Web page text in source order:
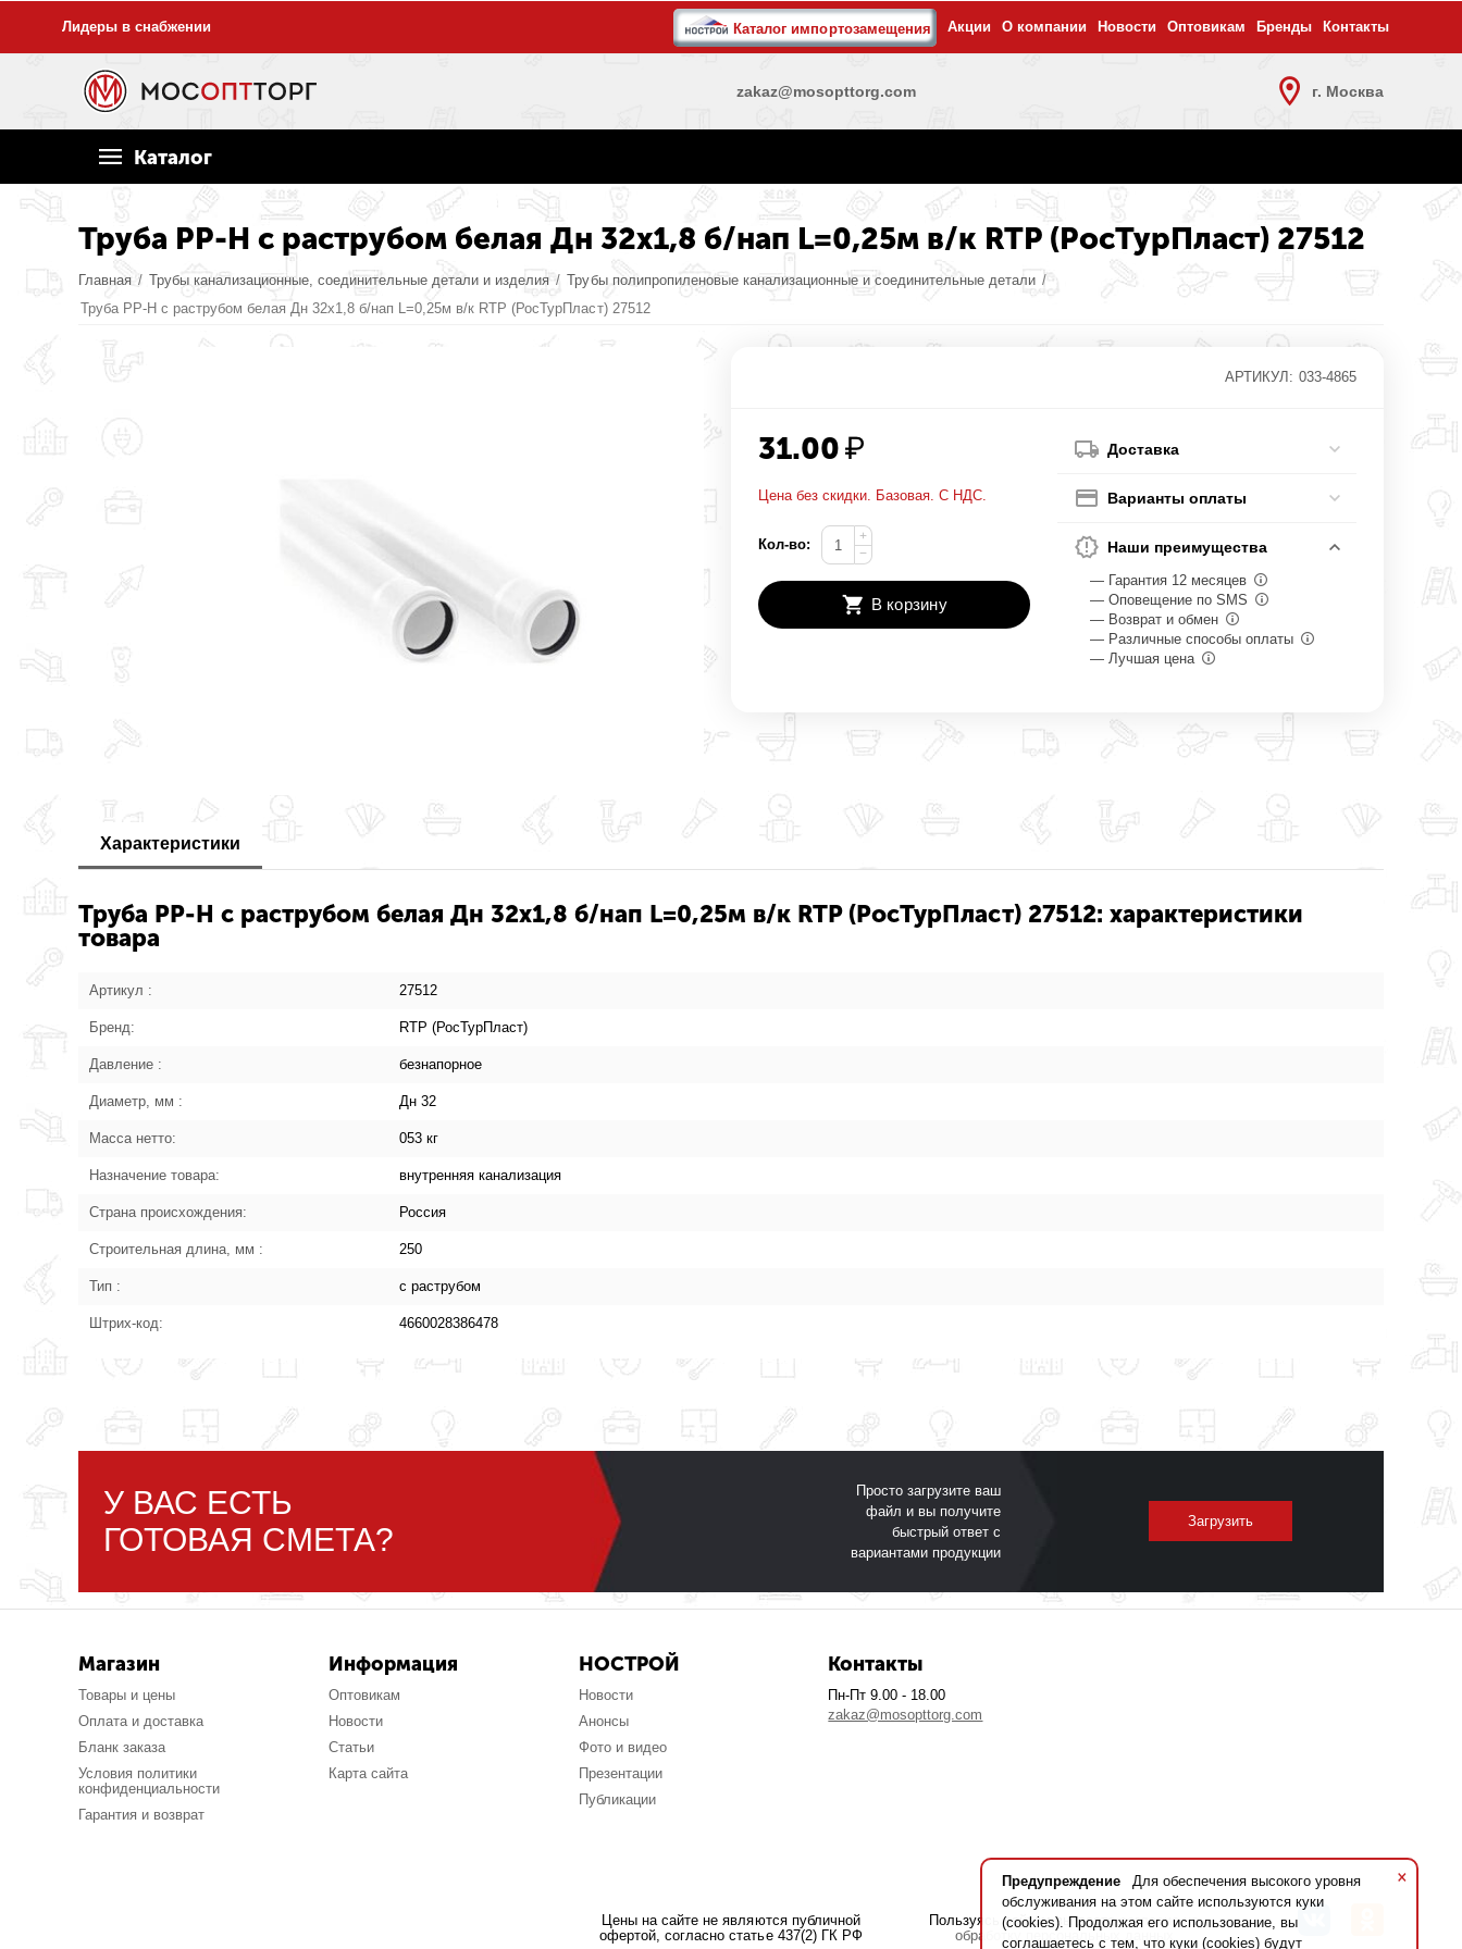
×
Предупреждение
Для обеспечения высокого уровня
обслуживания на этом сайте используются куки
(cookies). Продолжая его использование, вы
соглашаетесь с тем, что куки (cookies) будут
Лидеры в снабжении Каталог импортозамещения Акции О компании Новости Оптовикам Бренды Контакты
zakaz@mosopttorg.com г. Москва
Каталог
Труба PP-H с раструбом белая Дн 32х1,8 б/нап L=0,25м в/к RTP (РосТурПласт) 27512
Главная / Трубы канализационные, соединительные детали и изделия / Трубы полипропиленовые канализационные и соединительные детали /
Труба PP-H с раструбом белая Дн 32х1,8 б/нап L=0,25м в/к RTP (РосТурПласт) 27512
АРТИКУЛ: 033-4865
31.00₽
Цена без скидки. Базовая. С НДС.
Кол-во:
+
−
В корзину
Доставка
Варианты оплаты
Наши преимущества
— Гарантия 12 месяцев
— Оповещение по SMS
— Возврат и обмен
— Различные способы оплаты
— Лучшая цена
Характеристики
Труба PP-H с раструбом белая Дн 32х1,8 б/нап L=0,25м в/к RTP (РосТурПласт) 27512: характеристики
товара
Артикул : 27512
Бренд: RTP (РосТурПласт)
Давление : безнапорное
Диаметр, мм : Дн 32
Масса нетто: 053 кг
Назначение товара: внутренняя канализация
Страна происхождения: Россия
Строительная длина, мм : 250
Тип : с раструбом
Штрих-код: 4660028386478
У ВАС ЕСТЬ
ГОТОВАЯ СМЕТА?
Просто загрузите ваш
файл и вы получите
быстрый ответ с
вариантами продукции
Загрузить
Магазин
Товары и цены
Оплата и доставка
Бланк заказа
Условия политики
конфиденциальности
Гарантия и возврат
Информация
Оптовикам
Новости
Статьи
Карта сайта
НОСТРОЙ
Новости
Анонсы
Фото и видео
Презентации
Публикации
Контакты
Пн-Пт 9.00 - 18.00
zakaz@mosopttorg.com
Цены на сайте не являются публичной
офертой, согласно статье 437(2) ГК РФ
Пользуясь сайтом вы даетесогласие на
обработку персональных данных